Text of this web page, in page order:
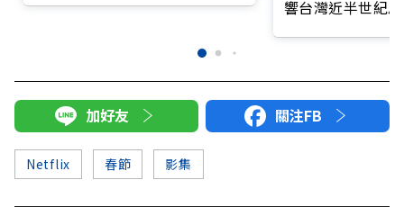
響台灣近半世紀
加好友 關注FB
Netflix 春節 影集